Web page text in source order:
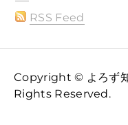
RSS Feed
Copyright © よろず
Rights Reserved.